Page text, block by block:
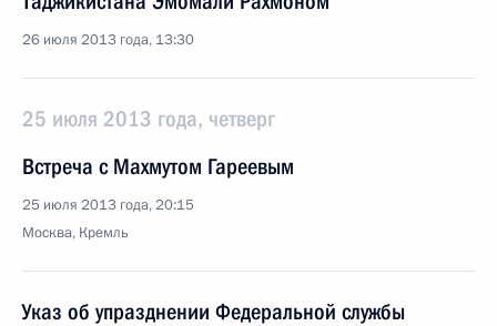
26 июля 2013 года, 13:30
25 июля 2013 года, четверг
Встреча с Махмутом Гареевым
25 июля 2013 года, 20:15
Москва, Кремль
Указ об упразднении Федеральной службы